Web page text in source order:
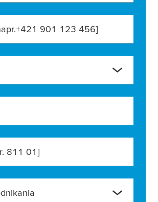
901 123 456]
811 01]